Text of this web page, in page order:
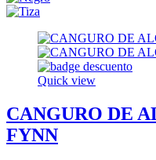
Quick view
CANGURO DE
FYNN